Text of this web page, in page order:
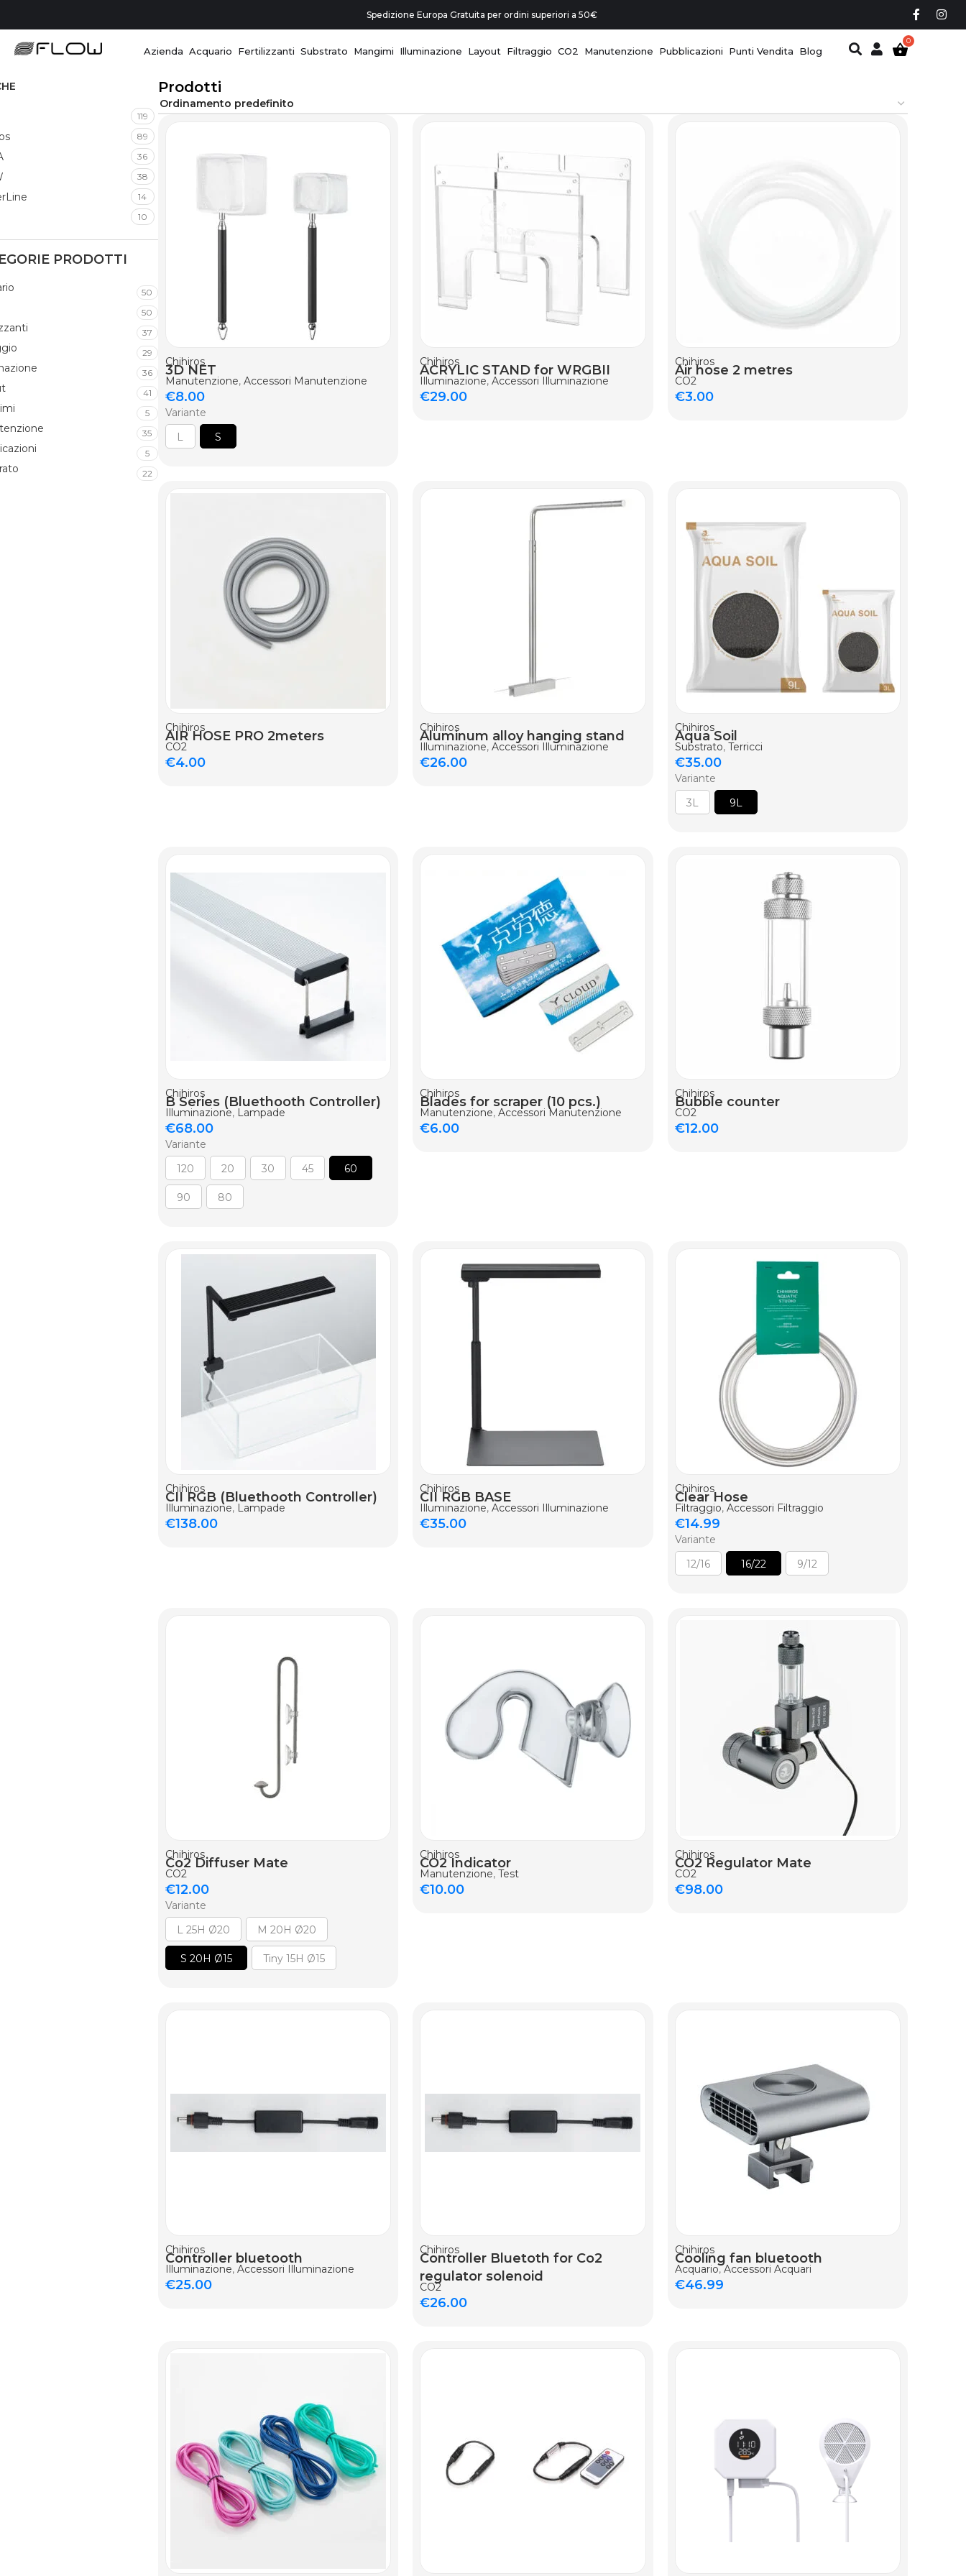
Spedizione Europa Gratuita per ordini superiori a 50€
Azienda Acquario Fertilizzanti Substrato Mangimi Illuminazione Layout Filtraggio CO2 Manutenzione Pubblicazioni Punti Vendita Blog
119
89
36
38
14
10
PRODOTTI
50
50
37
29
36
41
5
35
5
22
Prodotti
Chihiros
3D NET
Manutenzione, Accessori Manutenzione
€8.00
Variante
L
S
Chihiros
ACRYLIC STAND for WRGBII
Illuminazione,Accessori Illuminazione
€29.00
Chihiros
Air hose 2 metres
CO2
€3.00
Chihiros
AIR HOSE PRO 2meters
CO2
€4.00
Chihiros
Aluminum alloy hanging stand
Illuminazione,Accessori Illuminazione
€26.00
Chihiros
Aqua Soil
Substrato, Terricci
€35.00
Variante
3L
9L
Chihiros
B Series (Bluethooth Controller)
Illuminazione, Lampade
€68.00
Variante
120
20 30 45 60
90 80
Chihiros
Blades for scraper (10 pcs.)
Manutenzione,Accessori Manutenzione
€6.00
Chihiros
Bubble counter
CO2
€12.00
Chihiros
CII RGB (Bluethooth Controller)
Illuminazione, Lampade
€138.00
Chihiros
CII RGB BASE
Illuminazione,Accessori Illuminazione
€35.00
Chihiros
Clear Hose
Filtraggio, Accessori Filtraggio
€14.99
Variante
12/16
16/22 9/12
Chihiros
Co2 Diffuser Mate
CO2
€12.00
Variante
L 25H Ø20
M 20H Ø20
S 20H Ø15 Tiny 15H Ø15
Chihiros
CO2 Indicator
Manutenzione,Test
€10.00
Chihiros
CO2 Regulator Mate
CO2
€98.00
Chihiros
Controller bluetooth
Illuminazione, Accessori Illuminazione
€25.00
Chihiros
Controller Bluetoth for Co2
regulator solenoid
CO2
€26.00
Chihiros
Cooling fan bluetooth
Acquario,Accessori Acquari
€46.99